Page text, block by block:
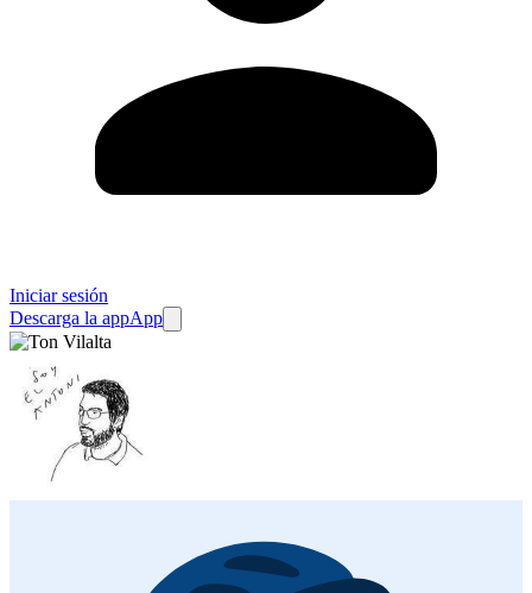
Iniciar sesión
Descarga la appApp